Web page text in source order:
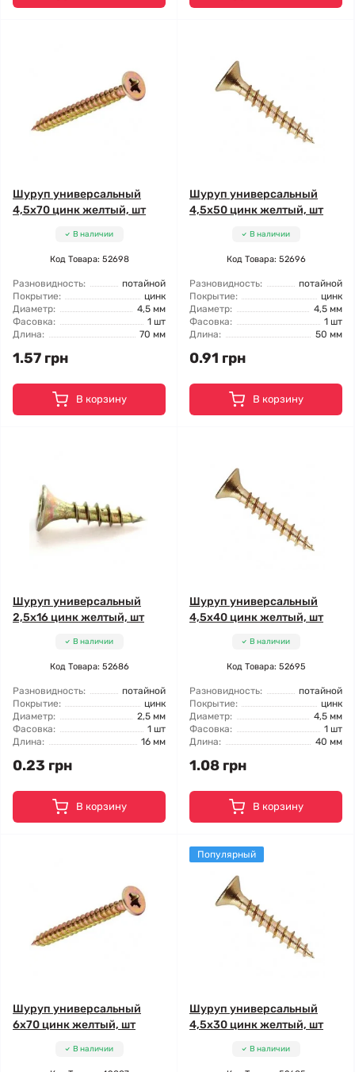
Шуруп универсальный
4,5x70 цинк желтый, шт
В наличии
Код Товара: 52698
Разновидность:
потайной
Покрытие:
цинк
Диаметр:
4,5 мм
Фасовка:
1 шт
Длина:
70 мм
1.57 грн
В корзину
Шуруп универсальный
4,5x50 цинк желтый, шт
В наличии
Код Товара: 52696
Разновидность:
потайной
Покрытие:
цинк
Диаметр:
4,5 мм
Фасовка:
1 шт
Длина:
50 мм
0.91 грн
В корзину
Шуруп универсальный
2,5x16 цинк желтый, шт
В наличии
Код Товара: 52686
Разновидность:
потайной
Покрытие:
цинк
Диаметр:
2,5 мм
Фасовка:
1 шт
Длина:
16 мм
0.23 грн
В корзину
Шуруп универсальный
4,5x40 цинк желтый, шт
В наличии
Код Товара: 52695
Разновидность:
потайной
Покрытие:
цинк
Диаметр:
4,5 мм
Фасовка:
1 шт
Длина:
40 мм
1.08 грн
В корзину
Шуруп универсальный
6x70 цинк желтый, шт
В наличии
Популярный
Шуруп универсальный
4,5x30 цинк желтый, шт
В наличии